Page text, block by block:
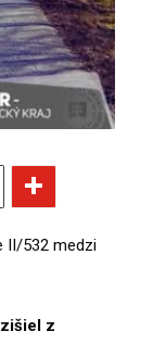
II/532 medzi
z